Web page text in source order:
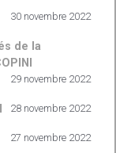
30 novembre 2022
de la
29 novembre 2022
28 novembre 2022
27 novembre 2022